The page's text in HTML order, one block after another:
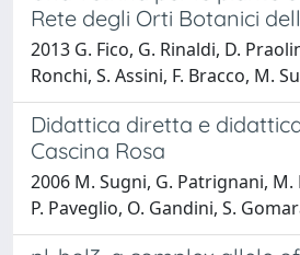
Rete degli Orti Botanici
2013 G. Fico, G. Rinaldi, D.
Ronchi, S. Assini, F. Bracco, M.
Didattica diretta e
Cascina Rosa
2006 M. Sugni, G. Patrignani, M.
P. Paveglio, O. Gandini, S.